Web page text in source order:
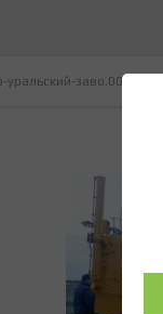
заво,00-